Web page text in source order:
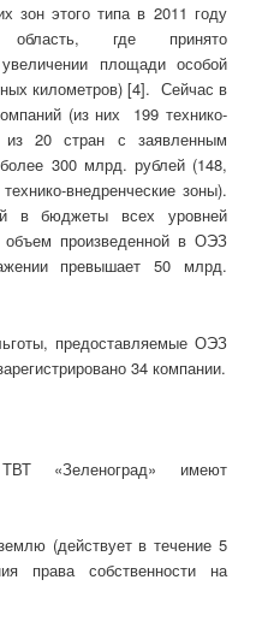
зон этого типа в 2011 году
область, где принято
площади особой
километров) [4]. Сейчас в
(из них 199 технико-
из 20 стран с заявленным
300 млрд. рублей (148,
внедренческие зоны).
в бюджеты всех уровней
произведенной в ОЭЗ
превышает 50 млрд.
предоставляемые ОЭЗ
34 компании.
«Зеленоград» имеют
(действует в течение 5
права собственности на